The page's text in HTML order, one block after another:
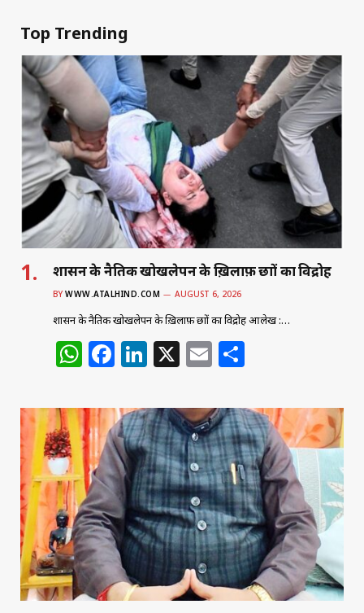
Top Trending
शासन के नैतिक खोखलेपन के ख़िलाफ़ छात्रों का विद्रोह
BY WWW.ATALHIND.COM AUGUST 6, 2026
शासन के नैतिक खोखलेपन के ख़िलाफ़ छात्रों का विद्रोह आलेख :…
W
at
s
A
p
p
F
c
e
b
o
o
k
Li
k
e
dI
n
X E
ai
l
ar
e